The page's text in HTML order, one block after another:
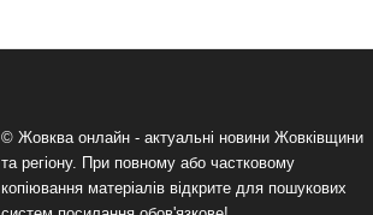
© Жовква онлайн - актуальні новини Жовківщини
та регіону. При повному або частковому
копіювання матеріалів відкрите для пошукових